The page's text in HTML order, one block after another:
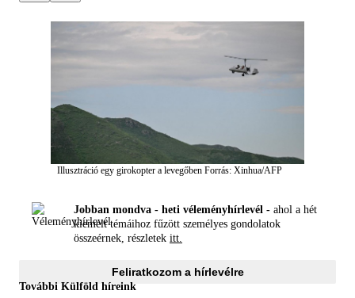
Illusztráció egy girokopter a levegőben Forrás: Xinhua/AFP
Jobban mondva - heti véleményhírlevél - ahol a hét
kiemelt témáihoz fűzött személyes gondolatok
összeérnek, részletek itt.
Feliratkozom a hírlevélre
További Külföld híreink